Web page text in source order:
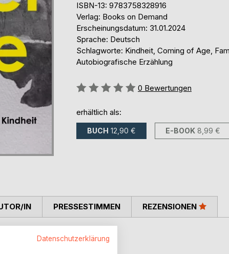
ISBN-13: 9783758328916
Verlag: Books on Demand
Erscheinungsdatum: 31.01.2024
Sprache: Deutsch
Schlagworte: Kindheit, Coming of Age,
Autobiografische Erzählung
Bewertung::
0 Bewertungen
erhältlich als:
BUCH 12,90 € E-BOOK 8,99 €
IN PRESSESTIMMEN REZENSIONEN
Datenschutzerklärung